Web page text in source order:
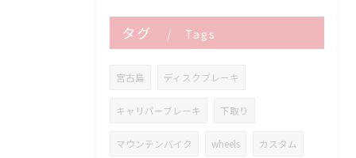
タグ Tags
宮古島 ディスクブレーキ
キャリパーブレーキ 下取り
マウンテンバイク wheels カスタム